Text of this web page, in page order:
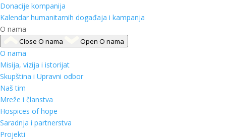
Donacije kompanija
Kalendar humanitarnih događaja i kampanja
O nama
Close O nama Open O nama
O nama
Misija, vizija i istorijat
Skupština i Upravni odbor
Naš tim
Mreže i članstva
Hospices of hope
Saradnja i partnerstva
Projekti